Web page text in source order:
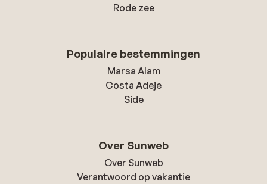
Rode zee
Populaire bestemmingen
Marsa Alam
Costa Adeje
Side
Over Sunweb
Over Sunweb
Verantwoord op vakantie